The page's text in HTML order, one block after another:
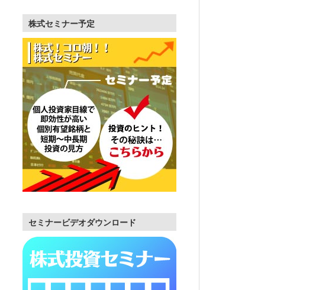
株式セミナー予定
セミナービデオダウンロード